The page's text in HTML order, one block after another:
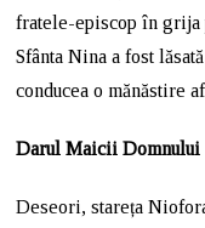
fratele-episcop în grija
Sfânta Nina a fost
conducea o mănăstire
Darul Maicii Domnului
Deseori, stareța